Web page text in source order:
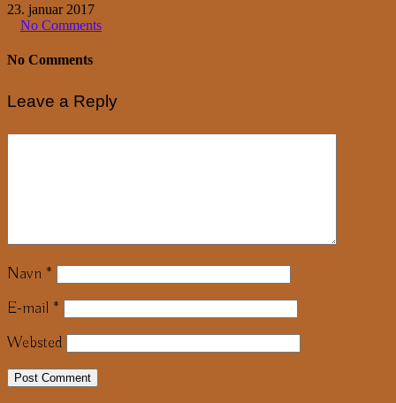
23. januar 2017
No Comments
No Comments
Leave a Reply
Navn *
E-mail *
Websted